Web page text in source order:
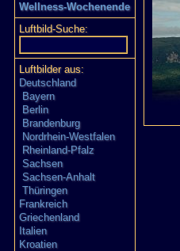
Wellness-Wochenende
Luftbild-Suche:
Luftbilder aus:
Deutschland
Bayern
Berlin
Brandenburg
Nordrhein-Westfalen
Rheinland-Pfalz
Sachsen
Sachsen-Anhalt
Thüringen
Frankreich
Griechenland
Italien
Kroatien